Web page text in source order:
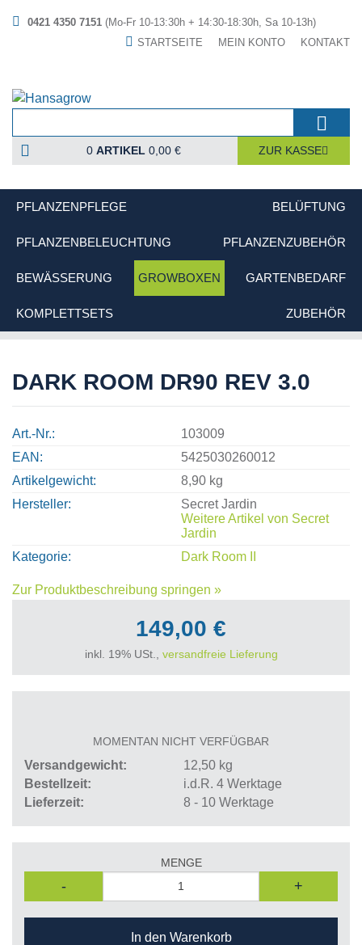
0421 4350 7151 (Mo-Fr 10-13:30h + 14:30-18:30h, Sa 10-13h)
STARTSEITE
MEIN KONTO KONTAKT
0 ARTIKEL 0,00 € ZUR KASSE
PFLANZENPFLEGE BELÜFTUNG
PFLANZENBELEUCHTUNG PFLANZENZUBEHÖR
BEWÄSSERUNG GROWBOXEN GARTENBEDARF
KOMPLETTSETS ZUBEHÖR
DARK ROOM DR90 REV 3.0
Art.-Nr.
103009
EAN
5425030260012
Artikelgewicht
8,90 kg
Hersteller
Secret Jardin
Weitere Artikel von Secret
Jardin
Kategorie
Dark Room II
Zur Produktbeschreibung springen »
149,00 €
inkl. 19% USt., versandfreie Lieferung
MOMENTAN NICHT VERFÜGBAR
Versandgewicht 12,50 kg
Bestellzeit
i.d.R. 4 Werktage
Lieferzeit
8 - 10 Werktage
MENGE
- +
In den Warenkorb